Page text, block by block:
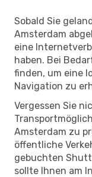
Sobald Sie
Amsterdam
eine
haben. Bei
finden, um eine
Navigation zu
Vergessen Sie
Amsterdam zu
öffentliche
gebuchten
sollte Ihnen am